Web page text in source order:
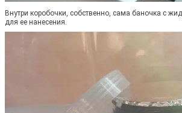
Внутри коробочки, собственно, сама баночка с
для ее нанесения.